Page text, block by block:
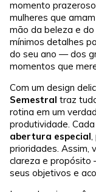
momento
mulheres que
mão da beleza e
mínimos detalhes
do seu ano — dos
momentos que
Com um design
Semestral traz
rotina em um
produtividade.
abertura especial,
prioridades. Assim,
clareza e propósito
seus objetivos e